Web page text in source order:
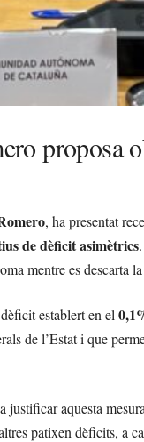
proposa
, ha presentat
de dèficit asimètrics
mentre es descarta
establert en el
de l’Estat i que
aquesta
patixen dèficits, a